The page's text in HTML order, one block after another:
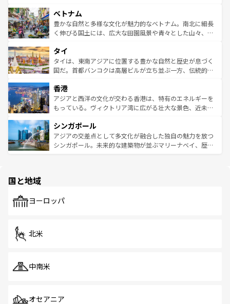
参照してほしい。
容にもいいと評判のスイーツなど、バラエティ豊かな料理
が味わえる。 なお、新着の台湾情報は コンテンツ一覧を参
照してほしい。
き、地方に足を延ばせば四季折々の自然美を楽しむことが
できる。そして、キムチや焼肉、絶品のストリートフード
まで、さまざまな韓国料理が待っている。夜には、韓国な
リティに包まれながら、韓国の多彩な魅力を心ゆくまで味
わってみてほしい。 なお、新着の韓国情報はコンテンツ一
覧を参照してほしい。
ベトナム
豊かな自然と多様な文化が魅力的なベトナム。南北に細長
く伸びる国土には、広大な田園風景や青々とした山々、世
急速な発展と共に伝統が息づく。ハノイの古い町並みやホ
ーチミン市のフランス統治時代の建物も、独特の雰囲気を
醸し出している。また、バラエティの豊かさとおいしさで
とつ。フォーやバインミー、ベトナムコーヒーなどは、ぜ
ひ現地で味わいたい。どの地域を訪れてもあたたかい人々
が旅行者を迎えてくれるので、きっと忘れられない旅にな
参照してほしい。
タイ
タイは、東南アジアに位置する豊かな自然と歴史が息づく
国だ。首都バンコクは高層ビルが立ち並ぶ一方、伝統的な
の活気が交差している。北部ではチェンマイなどの山岳地
帯で自然と触れ合い、南部ではプーケットやクラビの美し
いビーチでリゾート気分を楽しむことができる。タイ料理
激する。気候は一年中温暖で、どの季節にも異なる楽しみ
が待っている。親しみやすいタイの人々、仏教を中心とし
た文化、そして多様な観光資源が、訪れる旅人を魅了し続
香港
アジアと西洋の文化が交わる香港は、特有のエネルギーを
もっている。ヴィクトリア湾に広がる壮大な景色、近未来
み、どこを訪れても感動するはず。観光スポットが密集し
ており、効率よく見どころを回れるのも魅力。息をのむよ
うな絶景から文化的な体験まで、香港を存分に楽しみ尽く
シンガポール
アジアの交差点として多文化が融合した独自の魅力を放つ
シンガポール。未来的な建築物が並ぶマリーナベイ、歴史
で、ホーカーズは地元の風情を楽しめる外せないスポット
国と地域
ヨーロッパ
北米
中南米
オセアニア